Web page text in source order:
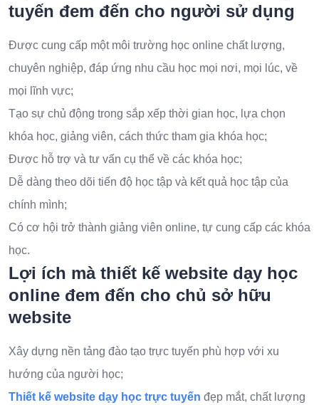
tuyến đem đến cho người sử dụng
Được cung cấp một môi trường học online chất lượng,
chuyên nghiệp, đáp ứng nhu cầu học mọi nơi, mọi lúc, về
mọi lĩnh vực;
Tạo sự chủ động trong sắp xếp thời gian học, lựa chọn
khóa học, giảng viên, cách thức tham gia khóa học;
Được hỗ trợ và tư vấn cụ thể về các khóa học;
Dễ dàng theo dõi tiến độ học tập và kết quả học tập của
chính mình;
Có cơ hội trở thành giảng viên online, tự cung cấp các khóa
học.
Lợi ích mà thiết kế website dạy học
online đem đến cho chủ sở hữu
website
Xây dựng nền tảng đào tạo trực tuyến phù hợp với xu
hướng của người học;
Thiết kế website dạy học trực tuyến đẹp mắt, chất lượng